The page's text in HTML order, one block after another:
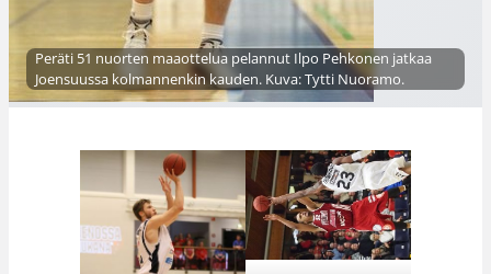
Peräti 51 nuorten maaottelua pelannut Ilpo Pehkonen jatkaa
Joensuussa kolmannenkin kauden. Kuva: Tytti Nuoramo.